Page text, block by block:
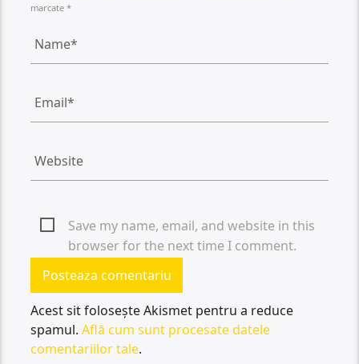
marcate *
Save my name, email, and website in this
browser for the next time I comment.
Acest sit folosește Akismet pentru a reduce
spamul.Află cum sunt procesate datele
comentariilor tale.